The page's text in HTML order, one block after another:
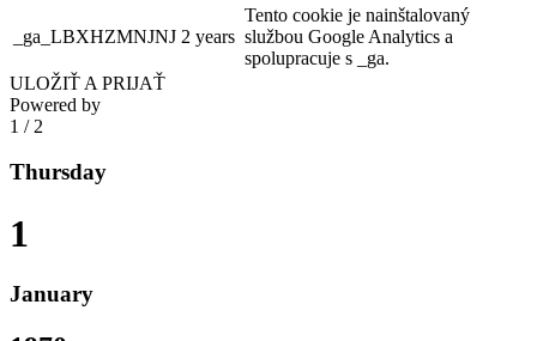
_ga_LBXHZMNJNJ 2 years
Tento cookie je nainštalovaný
službou Google Analytics a
spolupracuje s _ga.
ULOŽIŤ A PRIJAŤ
Powered by
1 / 2
Thursday
1
January